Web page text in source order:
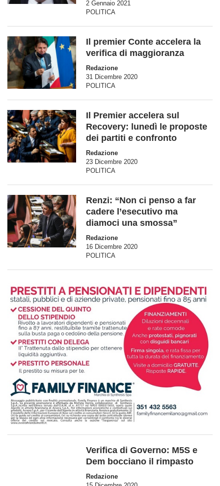
2 Gennaio 2021
POLITICA
Il premier Conte accelera la
verifica di maggioranza
Redazione
31 Dicembre 2020
POLITICA
Il Premier accelera sul
Recovery: lunedì le proposte
dei partiti e confronto
Redazione
23 Dicembre 2020
POLITICA
Renzi: “Non ci penso a far
cadere l’esecutivo ma
diamoci una smossa”
Redazione
16 Dicembre 2020
POLITICA
Verifica di Governo: M5S e
Dem bocciano il rimpasto
Redazione